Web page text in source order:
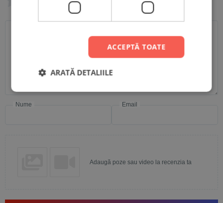
Scrie recenzia ta
Nume Email
Adaugă poze sau video la recenzia ta
ACCEPTĂ TOATE
ARATĂ DETALIILE